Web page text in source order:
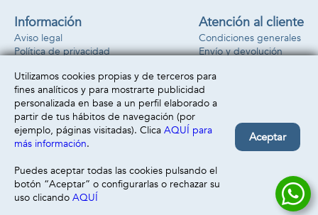
Información
Aviso legal
Política de privacidad
Atención al cliente
Condiciones generales
Envío y devolución
Formas de pago
Utilizamos cookies propias y de terceros para
fines analíticos y para mostrarte publicidad
personalizada en base a un perfil elaborado a
partir de tus hábitos de navegación (por
ejemplo, páginas visitadas). Clica AQUÍ para
más información.
Puedes aceptar todas las cookies pulsando el
botón “Aceptar” o configurarlas o rechazar su
uso clicando AQUÍ
Aceptar